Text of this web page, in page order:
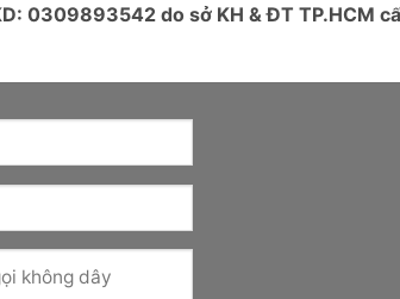
0309893542 do sở KH & ĐT TP.HCM